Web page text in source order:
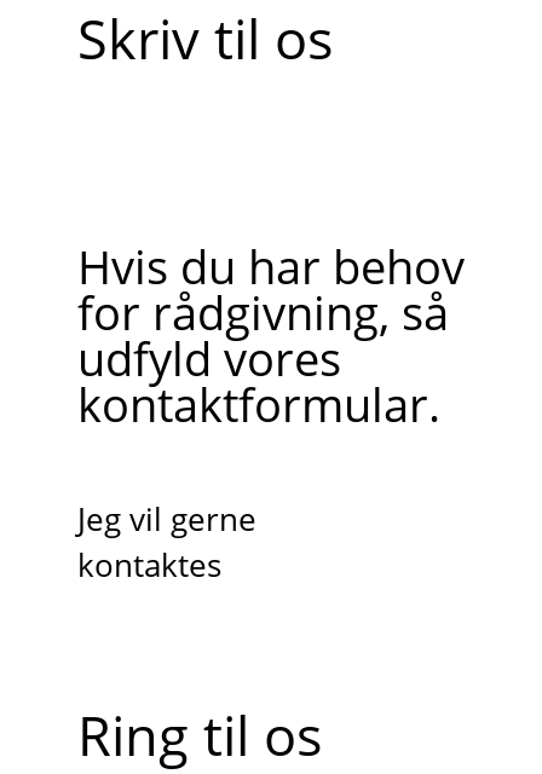
Skriv til os
Hvis du har behov
for rådgivning, så
udfyld vores
kontaktformular.
Jeg vil gerne
kontaktes
Ring til os